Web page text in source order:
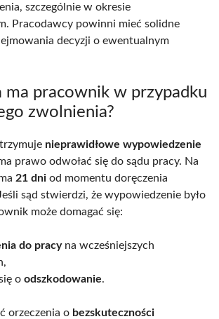
szczególnie w okresie
Pracodawcy powinni mieć solidne
decyzji o ewentualnym
ma pracownik w przypadku
zwolnienia?
nieprawidłowe wypowiedzenie
prawo odwołać się do sądu pracy. Na
21 dni od momentu doręczenia
sąd stwierdzi, że wypowiedzenie było
może domagać się:
do pracyna wcześniejszych
o odszkodowanie.
orzeczenia o bezskuteczności